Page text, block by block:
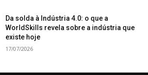
Da solda à Indústria 4.0: o que a
WorldSkills revela sobre a indústria que
existe hoje
17/07/2026